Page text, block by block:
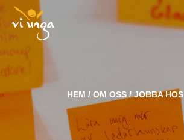
HEM / OM OSS / JOBBA